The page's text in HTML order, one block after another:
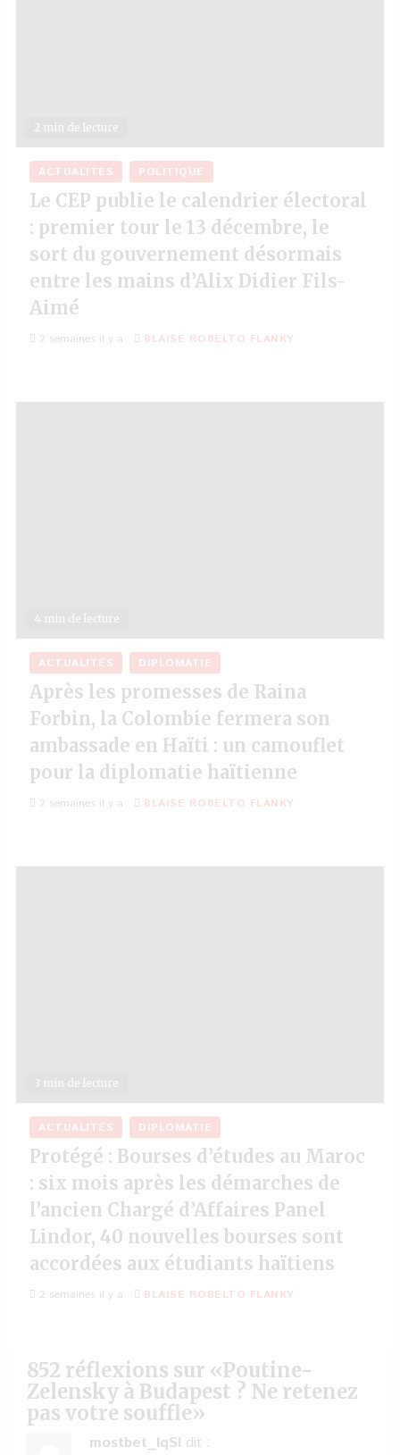
2 min de lecture
ACTUALITÉS POLITIQUE
Le CEP publie le calendrier électoral
: premier tour le 13 décembre, le
sort du gouvernement désormais
entre les mains d’Alix Didier Fils-
Aimé
2 semaines il y a BLAISE ROBELTO FLANKY
4 min de lecture
ACTUALITÉS DIPLOMATIE
Après les promesses de Raina
Forbin, la Colombie fermera son
ambassade en Haïti : un camouflet
pour la diplomatie haïtienne
2 semaines il y a BLAISE ROBELTO FLANKY
3 min de lecture
ACTUALITÉS DIPLOMATIE
Protégé : Bourses d’études au Maroc
: six mois après les démarches de
l’ancien Chargé d’Affaires Panel
Lindor, 40 nouvelles bourses sont
accordées aux étudiants haïtiens
2 semaines il y a BLAISE ROBELTO FLANKY
852 réflexions sur «Poutine-
Zelensky à Budapest ? Ne retenez
pas votre souffle»
mostbet_lqSl dit :